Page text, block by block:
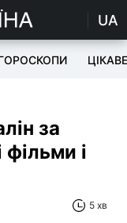
UA
ЦІКАВЕ
за
фільми і
5 хв